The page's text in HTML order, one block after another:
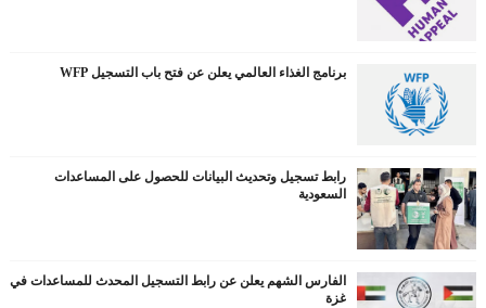
برنامج الغذاء العالمي يعلن عن فتح باب التسجيل WFP
رابط تسجيل وتحديث البيانات للحصول على المساعدات
السعودية
الفارس الشهم يعلن عن رابط التسجيل المحدث للمساعدات في
غزة